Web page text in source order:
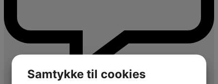
Samtykke til cookies